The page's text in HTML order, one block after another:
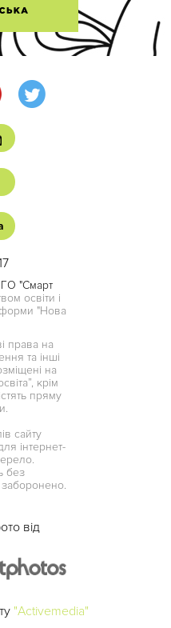
ГО "Смарт
освіти і
"Нова
права на
та інші
на
крім
пряму
сайту
інтернет-
без
від
"Activemedia"